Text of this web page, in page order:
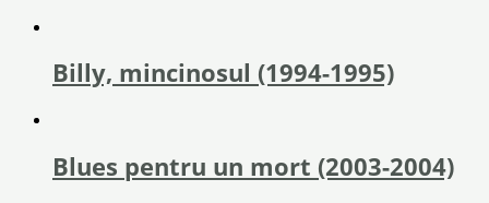
Billy, mincinosul (1994-1995)
Blues pentru un mort (2003-2004)